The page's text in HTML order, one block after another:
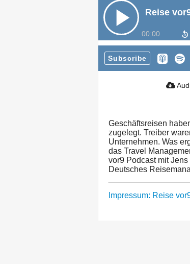
00:00
Subscribe
Geschäftsreisen
zugelegt. Treiber
Unternehmen. Was
das Travel
vor9 Podcast mit
Deutsches
Impressum: Reise